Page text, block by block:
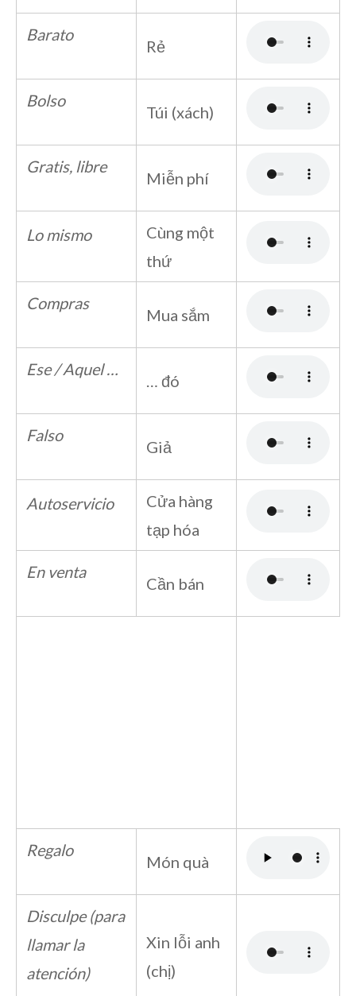
Barato
Rẻ
Bolso
Túi (xách)
Gratis, libre
Miễn phí
Lo mismo
Cùng một
thứ
Compras
Mua sắm
Ese / Aquel …
… đó
Falso
Giả
Autoservicio
Cửa hàng
tạp hóa
En venta
Cần bán
Regalo
Món quà
Disculpe (para
llamar la
atención)
Xin lỗi anh
(chị)